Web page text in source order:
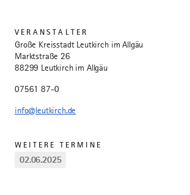
VERANSTALTER
Große Kreisstadt Leutkirch im Allgäu
Marktstraße 26
88299 Leutkirch im Allgäu
07561 87-0
info@leutkirch.de
WEITERE TERMINE
02.06.2025